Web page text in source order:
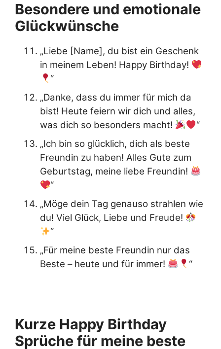
Besondere und emotionale
Glückwünsche
„Liebe [Name], du bist ein Geschenk
in meinem Leben! Happy Birthday!
“
„Danke, dass du immer für mich da
bist! Heute feiern wir dich und alles,
was dich so besonders macht!
“
„Ich bin so glücklich, dich als beste
Freundin zu haben! Alles Gute zum
Geburtstag, meine liebe Freundin!
“
„Möge dein Tag genauso strahlen wie
du! Viel Glück, Liebe und Freude!
“
„Für meine beste Freundin nur das
Beste – heute und für immer!
“
Kurze Happy Birthday
Sprüche für meine beste